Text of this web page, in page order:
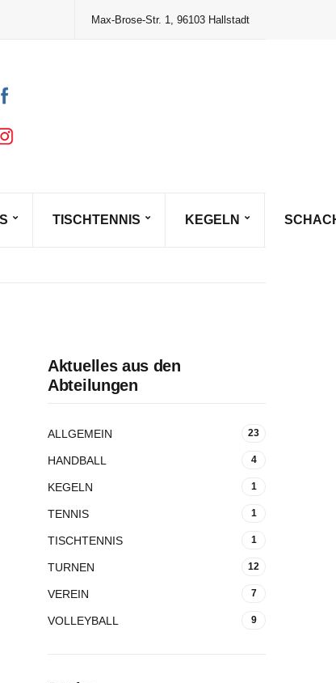
Max-Brose-Str. 1, 96103 Hallstadt
TISCHTENNIS KEGELN
Aktuelles aus den
Abteilungen
ALLGEMEIN 23
HANDBALL 4
KEGELN 1
TENNIS 1
TISCHTENNIS 1
TURNEN 12
VEREIN 7
VOLLEYBALL 9